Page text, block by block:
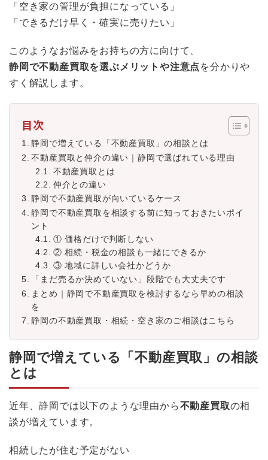
「空き家の管理が負担になっている」
「できるだけ早く・確実に売りたい」
このようなお悩みをお持ちの方に向けて、
静岡で不動産買取を選ぶメリットや注意点 を分かりや
すく解説します。
目次
静岡で増えている「不動産買取」の相談とは
不動産買取と仲介の違い｜静岡で選ばれている理由
不動産買取とは
仲介との違い
静岡で不動産買取が向いているケース
静岡で不動産買取を相談する前に知っておきたいポイ
ント
① 価格だけで判断しない
② 相続・税金の相談も一緒にできるか
③ 地域に詳しい会社かどうか
「まだ売るか決めていない」段階でも大丈夫です
まとめ｜静岡で不動産買取を検討するなら早めの相談
を
静岡の不動産買取・相続・空き家のご相談はこちら
静岡で増えている「不動産買取」の相談
とは
近年、静岡では以下のような理由から不動産買取の相
談が増えています。
相続したが住む予定がない